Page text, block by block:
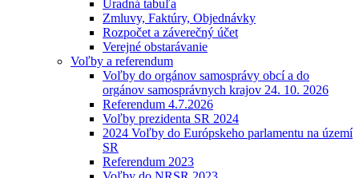
Úradná tabuľa
Zmluvy, Faktúry, Objednávky
Rozpočet a záverečný účet
Verejné obstarávanie
Voľby a referendum
Voľby do orgánov samosprávy obcí a do
orgánov samosprávnych krajov 24. 10. 2026
Referendum 4.7.2026
Voľby prezidenta SR 2024
2024 Voľby do Európskeho parlamentu na území
SR
Referendum 2023